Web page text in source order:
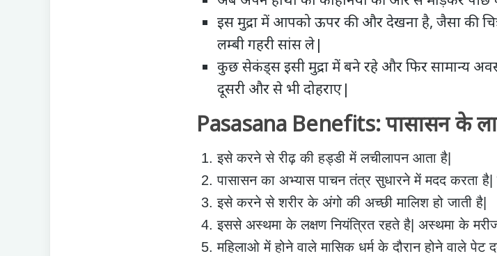
इस मुद्रा में आपको ऊपर की और देखना है, जैसा की
लम्बी गहरी सांस ले|
कुछ सेकंड्स इसी मुद्रा में बने रहे और फिर सामान्य
दूसरी और से भी दोहराए|
Pasasana Benefits: पासासन के
इसे करने से रीढ़ की हड्डी में लचीलापन आता है|
पासासन का अभ्यास पाचन तंत्र सुधारने में मदद करता है|
इसे करने से शरीर के अंगो की अच्छी मालिश हो जाती है|
इससे अस्थमा के लक्षण नियंत्रित रहते है| अस्थमा के
महिलाओ में होने वाले मासिक धर्म के दौरान होने वाले पेट